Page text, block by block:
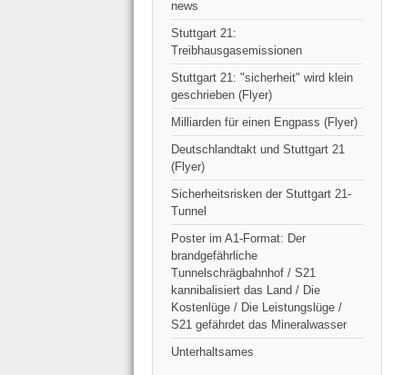
news
Stuttgart 21:
Treibhausgasemissionen
Stuttgart 21: "sicherheit" wird klein
geschrieben (Flyer)
Milliarden für einen Engpass (Flyer)
Deutschlandtakt und Stuttgart 21
(Flyer)
Sicherheitsrisken der Stuttgart 21-
Tunnel
Poster im A1-Format: Der
brandgefährliche
Tunnelschrägbahnhof / S21
kannibalisiert das Land / Die
Kostenlüge / Die Leistungslüge /
S21 gefährdet das Mineralwasser
Unterhaltsames